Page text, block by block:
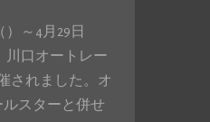
）～4月29日
川口オートレー
されました。オ
スターと併せ